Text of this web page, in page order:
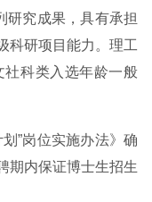
研究成果，具有承担
科研项目能力。理工
科类入选年龄一般
”岗位实施办法》确
期内保证博士生招生